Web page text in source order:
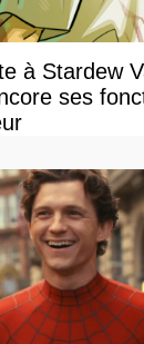
à Stardew
ses